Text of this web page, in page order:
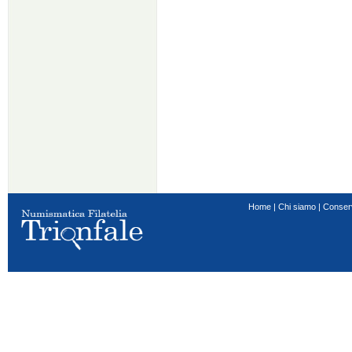
Home | Chi siamo |